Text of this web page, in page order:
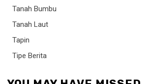
Tanah Bumbu
Tanah Laut
Tapin
Tipe Berita